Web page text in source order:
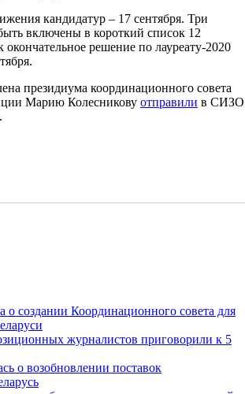
кандидатур – 17 сентября. Три
включены в короткий список 12
окончательное решение по лауреату-2020
президиума координационного совета
Марию Колесникову отправили в СИЗО
о создании Координационного совета для
журналистов приговорили к 5
о возобновлении поставок